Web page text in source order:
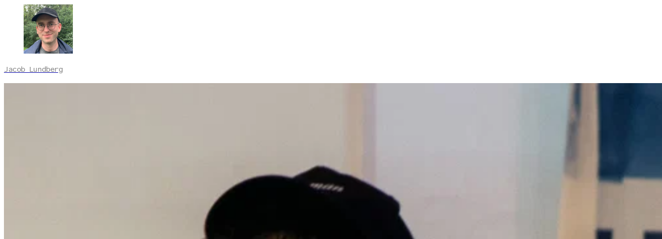
Jacob Lundberg